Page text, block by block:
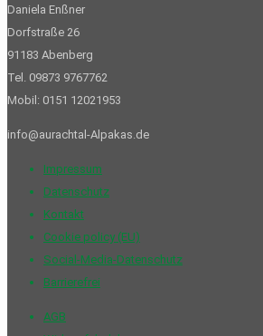
Daniela Enßner
Dorfstraße 26
91183 Abenberg
Tel. 09873 9767762
Mobil: 0151 12021953
info@aurachtal-Alpakas.de
Impressum
Datenschutz
Kontakt
Cookie policy (EU)
Social-Media-Datenschutz
Barrierefrei
AGB